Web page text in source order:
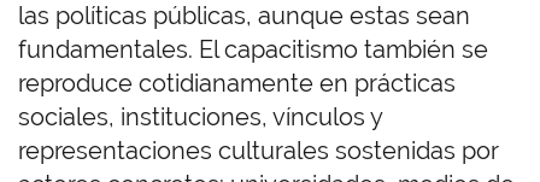
las políticas públicas, aunque estas sean
fundamentales. El capacitismo también se
reproduce cotidianamente en prácticas
sociales, instituciones, vínculos y
representaciones culturales sostenidas por